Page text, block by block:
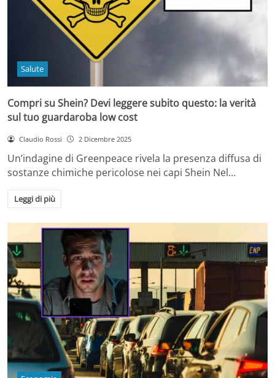
Salute
Compri su Shein? Devi leggere subito questo: la verità
sul tuo guardaroba low cost
Claudio Rossi 2 Dicembre 2025
Un’indagine di Greenpeace rivela la presenza diffusa di
sostanze chimiche pericolose nei capi Shein Nel…
Leggi di più